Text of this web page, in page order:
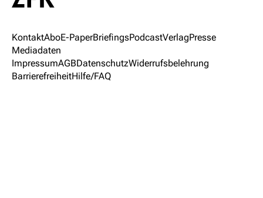
KontaktAboE-PaperBriefingsPodcastVerlagPresse
Mediadaten
ImpressumAGBDatenschutzWiderrufsbelehrung
BarrierefreiheitHilfe/FAQ